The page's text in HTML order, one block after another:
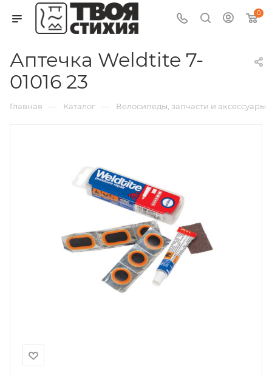
0
Аптечка Weldtite 7-
01016 23
Главная — Каталог — Велосипеды, запчасти и аксессуары